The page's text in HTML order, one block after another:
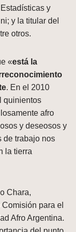
y
y la titular del
otros.
«está la
. En el 2010
quinientos
afro
y deseosos y
de trabajo nos
la tierra
Chara,
para el
Afro Argentina.